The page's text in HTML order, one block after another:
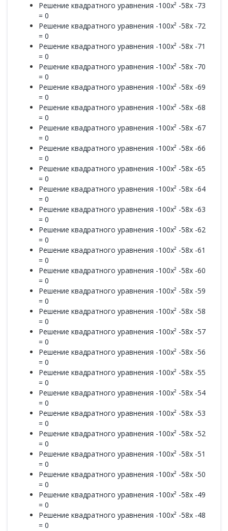
Решение квадратного уравнения -100x² -58x -73
= 0
Решение квадратного уравнения -100x² -58x -72
= 0
Решение квадратного уравнения -100x² -58x -71
= 0
Решение квадратного уравнения -100x² -58x -70
= 0
Решение квадратного уравнения -100x² -58x -69
= 0
Решение квадратного уравнения -100x² -58x -68
= 0
Решение квадратного уравнения -100x² -58x -67
= 0
Решение квадратного уравнения -100x² -58x -66
= 0
Решение квадратного уравнения -100x² -58x -65
= 0
Решение квадратного уравнения -100x² -58x -64
= 0
Решение квадратного уравнения -100x² -58x -63
= 0
Решение квадратного уравнения -100x² -58x -62
= 0
Решение квадратного уравнения -100x² -58x -61
= 0
Решение квадратного уравнения -100x² -58x -60
= 0
Решение квадратного уравнения -100x² -58x -59
= 0
Решение квадратного уравнения -100x² -58x -58
= 0
Решение квадратного уравнения -100x² -58x -57
= 0
Решение квадратного уравнения -100x² -58x -56
= 0
Решение квадратного уравнения -100x² -58x -55
= 0
Решение квадратного уравнения -100x² -58x -54
= 0
Решение квадратного уравнения -100x² -58x -53
= 0
Решение квадратного уравнения -100x² -58x -52
= 0
Решение квадратного уравнения -100x² -58x -51
= 0
Решение квадратного уравнения -100x² -58x -50
= 0
Решение квадратного уравнения -100x² -58x -49
= 0
Решение квадратного уравнения -100x² -58x -48
= 0